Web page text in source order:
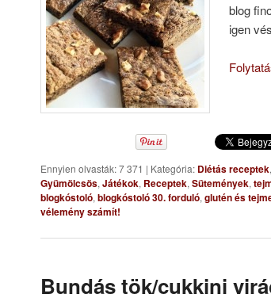
blog
igen
Ennyien olvasták: 7 371 | Kategória: Diétás receptek,
Gyümölcsös, Játékok, Receptek, Sütemények,
blogkóstoló, blogkóstoló 30. forduló, glutén és
vélemény számít!
Bundás tök/cukkini